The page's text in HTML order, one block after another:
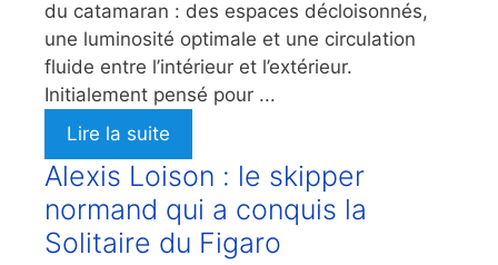
du catamaran : des espaces décloisonnés,
une luminosité optimale et une circulation
fluide entre l’intérieur et l’extérieur.
Initialement pensé pour ...
Lire la suite
Alexis Loison : le skipper
normand qui a conquis la
Solitaire du Figaro